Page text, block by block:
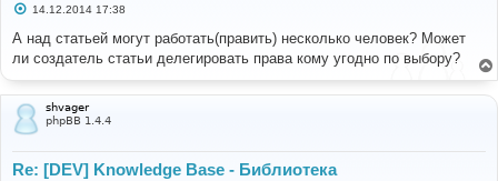
С
о
б
щ
и
е
14.12.2014 17:38
А над статьей могут работать(править) несколько человек? Может
ли создатель статьи делегировать права кому угодно по выбору?
shvager
phpBB 1.4.4
Re: [DEV] Knowledge Base - Библиотека